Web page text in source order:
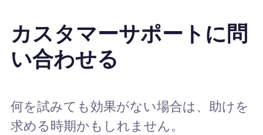
カスタマーサポートに問
い合わせる
何を試みても効果がない場合は、助けを
求める時期かもしれません。